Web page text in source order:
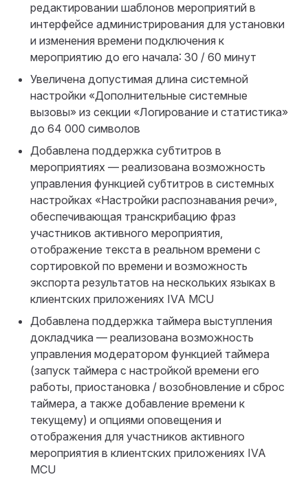
редактировании шаблонов мероприятий в
интерфейсе администрирования для установки
и изменения времени подключения к
мероприятию до его начала: 30 / 60 минут
Увеличена допустимая длина системной
настройки «Дополнительные системные
вызовы» из секции «Логирование и статистика»
до 64 000 символов
Добавлена поддержка субтитров в
мероприятиях — реализована возможность
управления функцией субтитров в системных
настройках «Настройки распознавания речи»,
обеспечивающая транскрибацию фраз
участников активного мероприятия,
отображение текста в реальном времени с
сортировкой по времени и возможность
экспорта результатов на нескольких языках в
клиентских приложениях IVA MCU
Добавлена поддержка таймера выступления
докладчика — реализована возможность
управления модератором функцией таймера
(запуск таймера с настройкой времени его
работы, приостановка / возобновление и сброс
таймера, а также добавление времени к
текущему) и опциями оповещения и
отображения для участников активного
мероприятия в клиентских приложениях IVA
MCU